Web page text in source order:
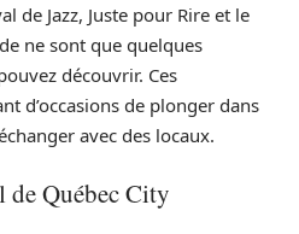
de Jazz, Juste pour Rire et le
ne sont que quelques
découvrir. Ces
d’occasions de plonger dans
avec des locaux.
de Québec City